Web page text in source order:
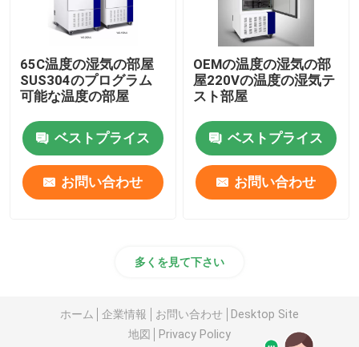
65C温度の湿気の部屋
SUS304のプログラム
可能な温度の部屋
ベストプライス
お問い合わせ
OEMの温度の湿気の部
屋220Vの温度の湿気テ
スト部屋
ベストプライス
お問い合わせ
多くを見て下さい
ホーム 企業情報 お問い合わせ
Desktop Site
地図
Privacy Policy